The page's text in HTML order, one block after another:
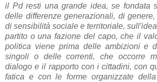
il Pd resti una grande idea, se fondata
delle differenze generazionali, di
di sensibilità sociale e territoriale,
partito o una fazione del capo, che il
politica viene prima delle ambizioni e
singoli o delle correnti, che occorre
dialogo e il rapporto con i cittadini, con
fatica e con le forme organizzate